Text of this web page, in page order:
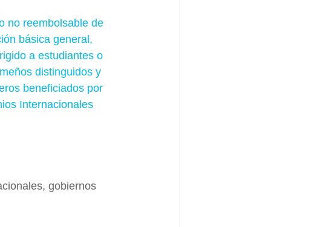
no reembolsable de
básica general,
a estudiantes o
distinguidos y
beneficiados por
Internacionales
gobiernos